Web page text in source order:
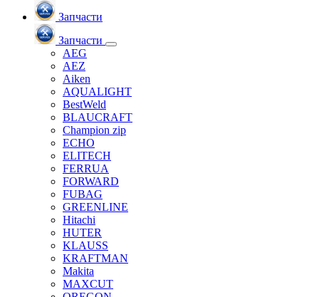
Запчасти
Запчасти
AEG
AEZ
Aiken
AQUALIGHT
BestWeld
BLAUCRAFT
Champion zip
ECHO
ELITECH
FERRUA
FORWARD
FUBAG
GREENLINE
Hitachi
HUTER
KLAUSS
KRAFTMAN
Makita
MAXCUT